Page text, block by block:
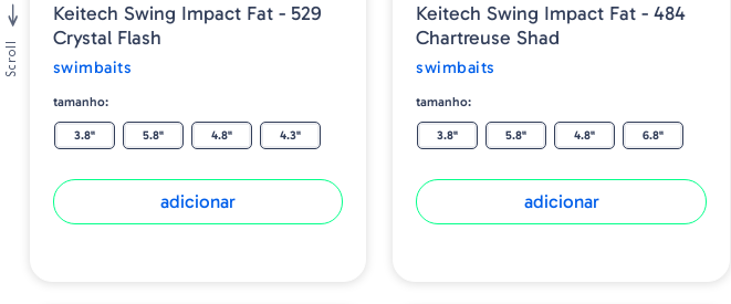
Keitech Swing Impact Fat - 529
Crystal Flash
swimbaits
tamanho:
3.8" 5.8" 4.8" 4.3"
adicionar
Keitech Swing Impact Fat - 484
Chartreuse Shad
swimbaits
tamanho:
3.8" 5.8" 4.8" 6.8"
adicionar
Scroll